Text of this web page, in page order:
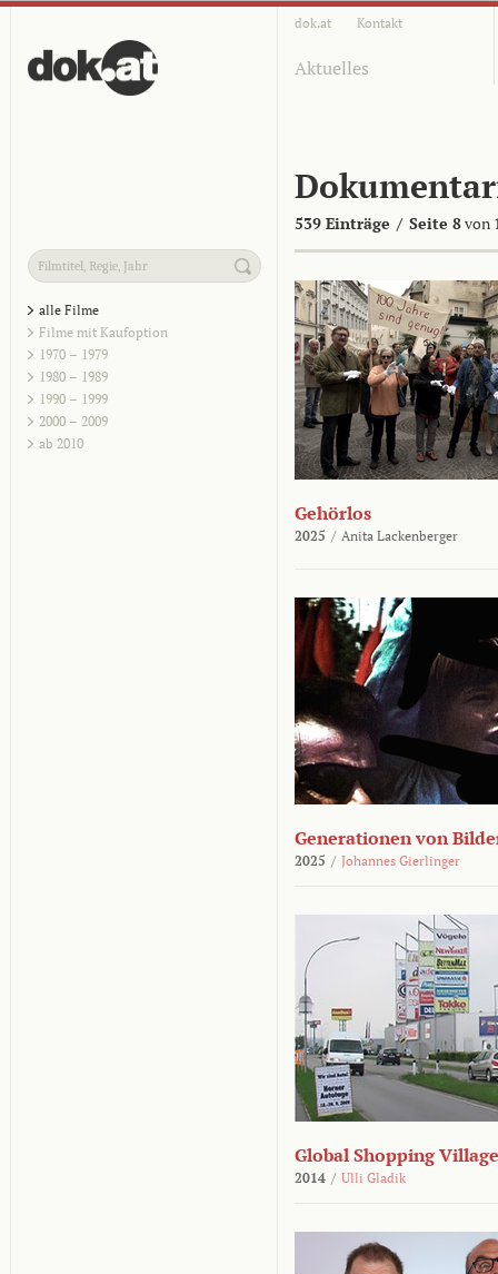
dok.at Kontakt
Aktuelles
539 Einträge / Seite 8von
alle Filme
Filme mit Kaufoption
1970 – 1979
1980 – 1989
1990 – 1999
2000 – 2009
ab 2010
Gehörlos
2025 / Anita Lackenberger
Generationen von
2025 / Johannes Gierlinger
Global Shopping Village
2014 / Ulli Gladik